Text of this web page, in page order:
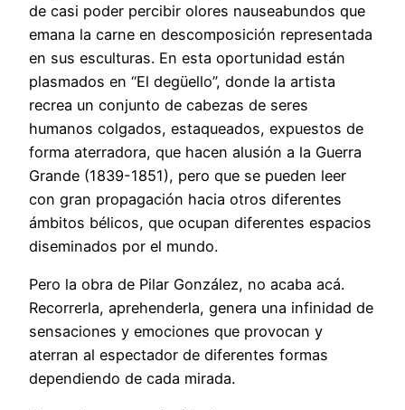
de casi poder percibir olores nauseabundos que
emana la carne en descomposición representada
en sus esculturas. En esta oportunidad están
plasmados en “El degüello”, donde la artista
recrea un conjunto de cabezas de seres
humanos colgados, estaqueados, expuestos de
forma aterradora, que hacen alusión a la Guerra
Grande (1839-1851), pero que se pueden leer
con gran propagación hacia otros diferentes
ámbitos bélicos, que ocupan diferentes espacios
diseminados por el mundo.
Pero la obra de Pilar González, no acaba acá.
Recorrerla, aprehenderla, genera una infinidad de
sensaciones y emociones que provocan y
aterran al espectador de diferentes formas
dependiendo de cada mirada.